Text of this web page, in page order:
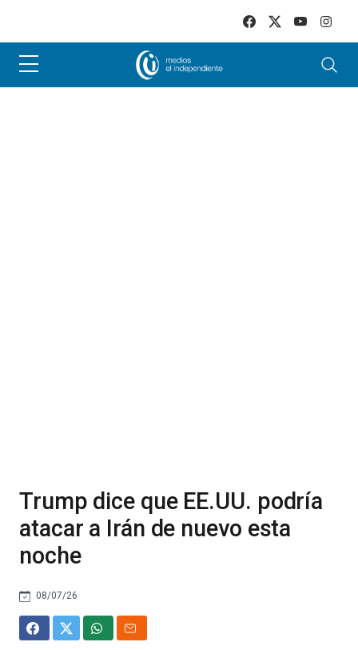
Trump dice que EE.UU. podría
atacar a Irán de nuevo esta
noche
08/07/26